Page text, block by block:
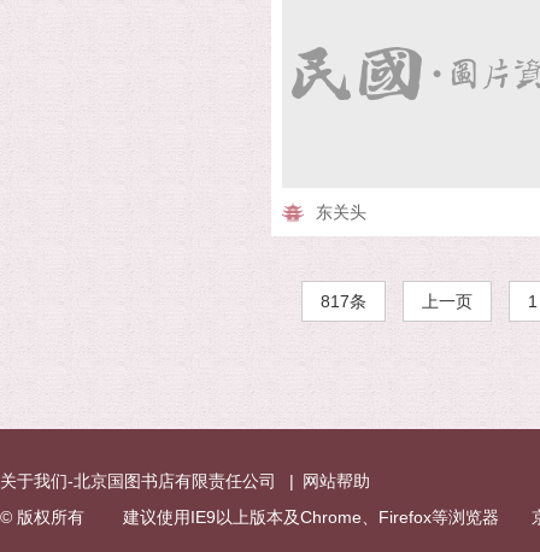
东关头
817条 上一页 1
关于我们-北京国图书店有限责任公司 | 网站帮助
© 版权所有 建议使用IE9以上版本及Chrome、Firefox等浏览器